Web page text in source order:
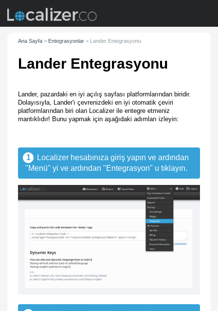
Ana Sayfa > Entegrasyonlar > Lander Entegrasyonu
Lander Entegrasyonu
Lander, pazardaki en iyi açılış sayfası platformlarından biridir.
Dolayısıyla, Lander'ı çevrenizdeki en iyi otomatik çeviri
platformlarından biri olan Localizer ile entegre etmeniz
mantıklıdır! Bunu yapmak için aşağıdaki adımları izleyin:
1
Localizer hesabınıza giriş yapın ve ardından
"Menü" yi ve ardından "Entegrasyon" u tıklayın.